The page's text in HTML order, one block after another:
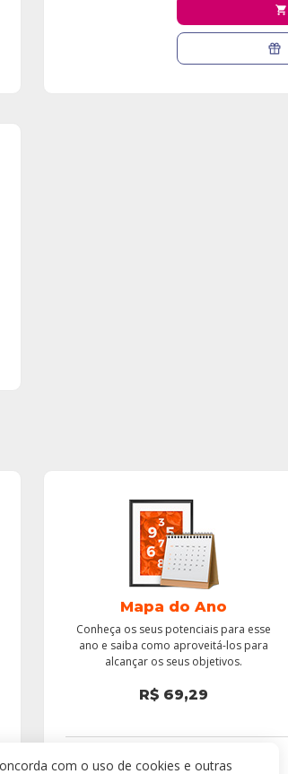
Mapa do Ano
Conheça os seus potenciais para esse
ano e saiba como aproveitá-los para
alcançar os seus objetivos.
R$ 69,29